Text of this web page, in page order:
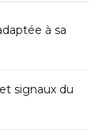
à sa
signaux du